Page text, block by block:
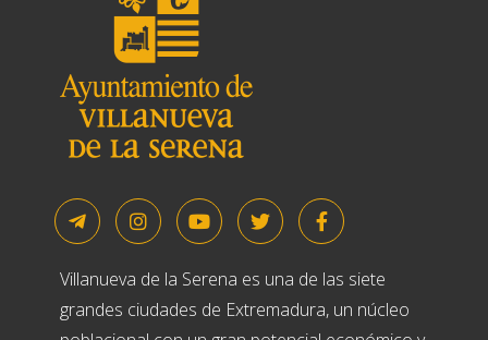
Villanueva de la Serena es una de las siete
grandes ciudades de Extremadura, un núcleo